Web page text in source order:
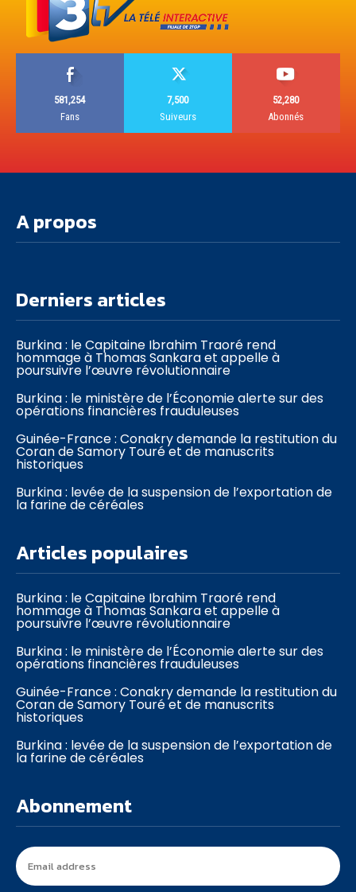
581,254
Fans
7,500
Suiveurs
52,280
Abonnés
A propos
Derniers articles
Burkina : le Capitaine Ibrahim Traoré rend
hommage à Thomas Sankara et appelle à
poursuivre l’œuvre révolutionnaire
Burkina : le ministère de l’Économie alerte sur des
opérations financières frauduleuses
Guinée-France : Conakry demande la restitution du
Coran de Samory Touré et de manuscrits
historiques
Burkina : levée de la suspension de l’exportation de
la farine de céréales
Articles populaires
Burkina : le Capitaine Ibrahim Traoré rend
hommage à Thomas Sankara et appelle à
poursuivre l’œuvre révolutionnaire
Burkina : le ministère de l’Économie alerte sur des
opérations financières frauduleuses
Guinée-France : Conakry demande la restitution du
Coran de Samory Touré et de manuscrits
historiques
Burkina : levée de la suspension de l’exportation de
la farine de céréales
Abonnement